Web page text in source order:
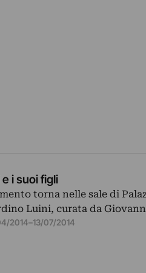
i suoi figli
torna nelle sale di
Luini, curata da
2014–13/07/2014